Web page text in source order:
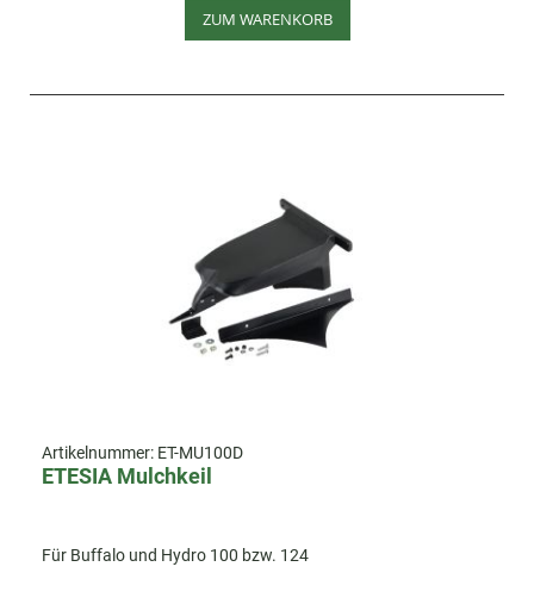
ZUM WARENKORB
Artikelnummer: ET-MU100D
ETESIA Mulchkeil
Für Buffalo und Hydro 100 bzw. 124